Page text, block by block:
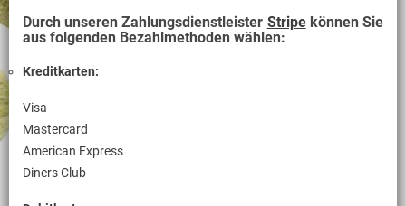
Durch unseren Zahlungsdienstleister Stripekönnen Sie
aus folgenden Bezahlmethoden wählen:
Kreditkarten:
Visa
Mastercard
American Express
Diners Club